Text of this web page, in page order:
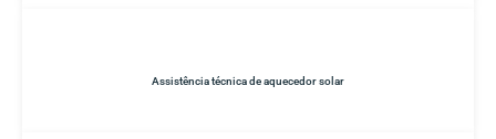
Assistência técnica de aquecedor solar